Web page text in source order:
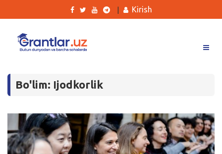
Tanlovlar
Kurslar
Blog
Kirish
Bo'lim: Ijodkorlik